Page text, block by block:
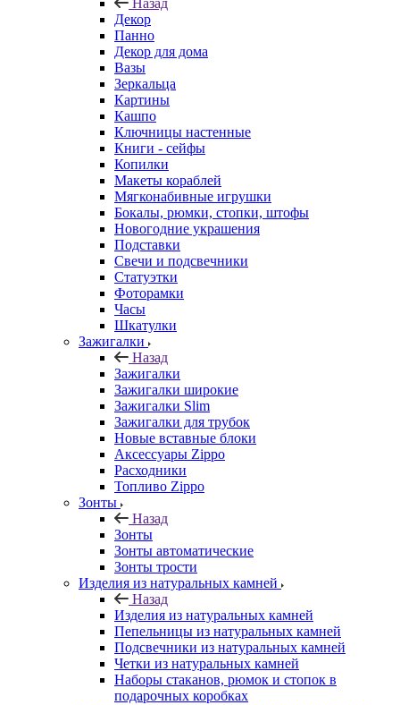
Назад
Декор
Панно
Декор для дома
Вазы
Зеркальца
Картины
Кашпо
Ключницы настенные
Книги - сейфы
Копилки
Макеты кораблей
Мягконабивные игрушки
Бокалы, рюмки, стопки, штофы
Новогодние украшения
Подставки
Свечи и подсвечники
Статуэтки
Фоторамки
Часы
Шкатулки
Зажигалки
Назад
Зажигалки
Зажигалки широкие
Зажигалки Slim
Зажигалки для трубок
Новые вставные блоки
Аксессуары Zippo
Расходники
Топливо Zippo
Зонты
Назад
Зонты
Зонты автоматические
Зонты трости
Изделия из натуральных камней
Назад
Изделия из натуральных камней
Пепельницы из натуральных камней
Подсвечники из натуральных камней
Четки из натуральных камней
Наборы стаканов, рюмок и стопок в
подарочных коробках